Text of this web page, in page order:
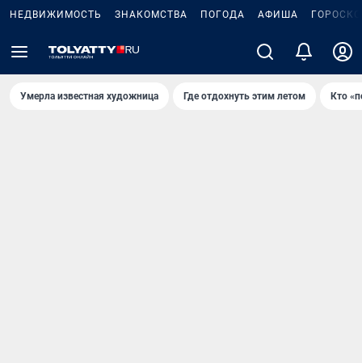
НЕДВИЖИМОСТЬ ЗНАКОМСТВА ПОГОДА АФИША
Умерла известная художница Где отдохнуть этим летом Кто